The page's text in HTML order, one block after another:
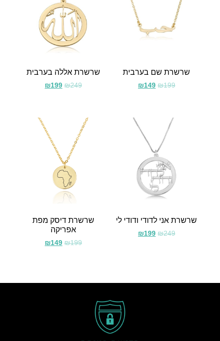
שרשרת שם בערבית
₪199
₪149
שרשרת אללה בערבית
₪249
₪199
שרשרת אני לדודי ודודי לי
₪249
₪199
שרשרת דיסק מפת
אפריקה
₪199
₪149